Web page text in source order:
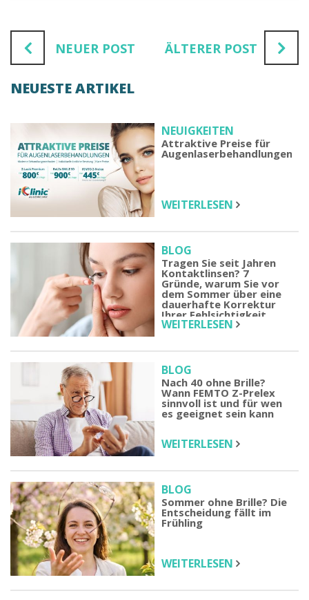
NEUER POST ÄLTERER POST
NEUESTE ARTIKEL
NEUIGKEITEN
Attraktive Preise für
Augenlaserbehandlungen
WEITERLESEN
BLOG
Tragen Sie seit Jahren
Kontaktlinsen? 7
Gründe, warum Sie vor
dem Sommer über eine
dauerhafte Korrektur
Ihrer Fehlsichtigkeit
nachdenken sollten
WEITERLESEN
BLOG
Nach 40 ohne Brille?
Wann FEMTO Z-Prelex
sinnvoll ist und für wen
es geeignet sein kann
WEITERLESEN
BLOG
Sommer ohne Brille? Die
Entscheidung fällt im
Frühling
WEITERLESEN